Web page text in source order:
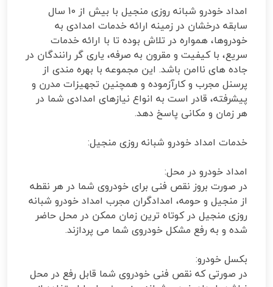
امداد خودرو شبانه روزی منجیل با بیش از 10 سال
سابقه درخشان در زمینه ارائه خدمات امدادی به
خودروها، همواره در تلاش بوده تا با ارائه خدمات
سریع، با کیفیت و مقرون به صرفه، یاری گر رانندگان در
جاده های ناامن باشد. این مجموعه با بهره مندی از
پرسنل مجرب و کارآزموده و همچنین تجهیزات مدرن و
پیشرفته، قادر است به انواع نیازهای امدادی شما در
هر زمان و مکانی پاسخ دهد.
خدمات امداد خودرو شبانه روزی منجیل:
امداد خودرو در محل:
در صورت بروز نقص فنی برای خودروی شما در هر نقطه
از منجیل و حومه، امدادگران مجرب امداد خودرو شبانه
روزی منجیل در کوتاه ترین زمان ممکن در محل حاضر
شده و به رفع مشکل خودروی شما می پردازند.
بکسل خودرو:
در صورتی که نقص فنی خودروی شما قابل رفع در محل